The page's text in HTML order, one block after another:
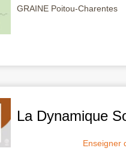
GRAINE Poitou-Charentes
La Dynamique
Enseigner